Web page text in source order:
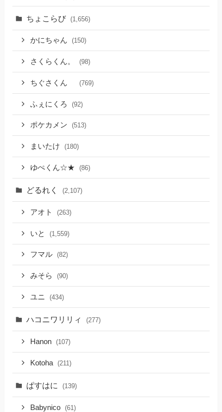
ちょこらび (1,656)
かにちゃん (150)
さくらくん。 (98)
ちぐさくん (769)
ふぇにくろ (92)
ポケカメン (513)
まいたけ (180)
ゆぺくん☆★ (86)
どるれく (2,107)
アオト (263)
いと (1,559)
フマル (82)
みそら (90)
ユニ (434)
ハコニワリリィ (277)
Hanon (107)
Kotoha (211)
ぱすはに (139)
Babynico (61)